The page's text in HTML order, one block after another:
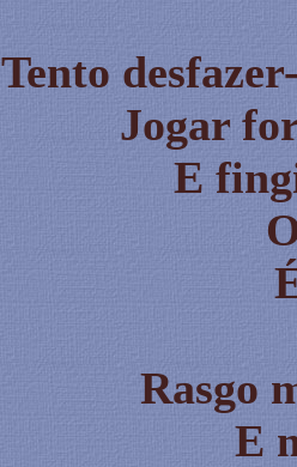
Tento
Jogar
E
Rasgo
E